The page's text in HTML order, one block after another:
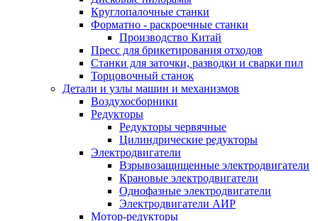
Круглопалочные станки
Форматно - раскроечные станки
Производство Китай
Пресс для брикетирования отходов
Станки для заточки, разводки и сварки пил
Торцовочный станок
Детали и узлы машин и механизмов
Воздухосборники
Редукторы
Редукторы червячные
Цилиндрические редукторы
Электродвигатели
Взрывозащищенные электродвигатели
Крановые электродвигатели
Однофазные электродвигатели
Электродвигатели АИР
Мотор-редукторы